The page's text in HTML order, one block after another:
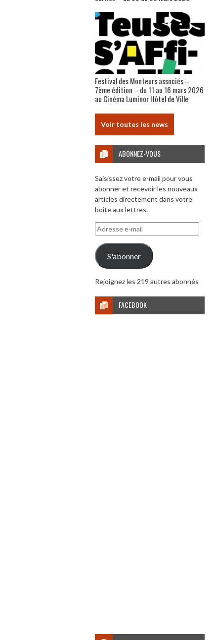
Festival des Monteurs associés –
7ème édition – du 11 au 16 mars 2026
au Cinéma Luminor Hôtel de Ville
Voir toutes les news
ABONNEZ-VOUS
Saisissez votre e-mail pour vous
abonner et recevoir les nouveaux
articles directement dans votre
boite aux lettres.
Adresse
e-
mail
S'abonner
Rejoignez les 219 autres abonnés
FACEBOOK